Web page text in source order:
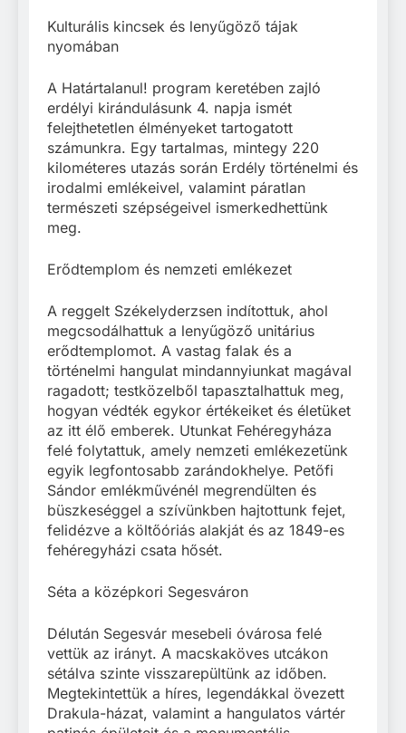
Kulturális kincsek és lenyűgöző tájak
nyomában
A Határtalanul! program keretében zajló
erdélyi kirándulásunk 4. napja ismét
felejthetetlen élményeket tartogatott
számunkra. Egy tartalmas, mintegy 220
kilométeres utazás során Erdély történelmi és
irodalmi emlékeivel, valamint páratlan
természeti szépségeivel ismerkedhettünk
meg.
Erődtemplom és nemzeti emlékezet
A reggelt Székelyderzsen indítottuk, ahol
megcsodálhattuk a lenyűgöző unitárius
erődtemplomot. A vastag falak és a
történelmi hangulat mindannyiunkat magával
ragadott; testközelből tapasztalhattuk meg,
hogyan védték egykor értékeiket és életüket
az itt élő emberek. Utunkat Fehéregyháza
felé folytattuk, amely nemzeti emlékezetünk
egyik legfontosabb zarándokhelye. Petőfi
Sándor emlékművénél megrendülten és
büszkeséggel a szívünkben hajtottunk fejet,
felidézve a költőóriás alakját és az 1849-es
fehéregyházi csata hősét.
Séta a középkori Segesváron
Délután Segesvár mesebeli óvárosa felé
vettük az irányt. A macskaköves utcákon
sétálva szinte visszarepültünk az időben.
Megtekintettük a híres, legendákkal övezett
Drakula-házat, valamint a hangulatos vártér